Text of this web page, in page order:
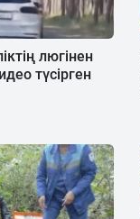
люгінен
түсірген